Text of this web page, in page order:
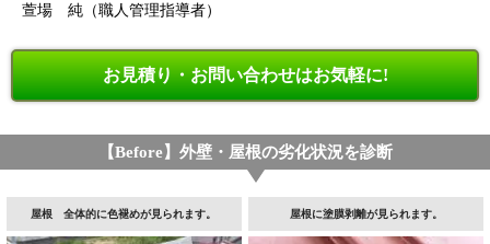
萱場 純（職人管理指導者）
お見積り・お問い合わせはお気軽に!
【Before】外壁・屋根の劣化状況を診断
屋根 全体的に色褪めが見られます。 屋根に塗膜剥離が見られます。